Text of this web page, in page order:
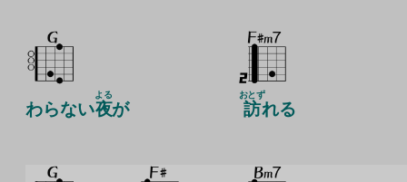
わらない夜
よる
が 訪
おとず
れる